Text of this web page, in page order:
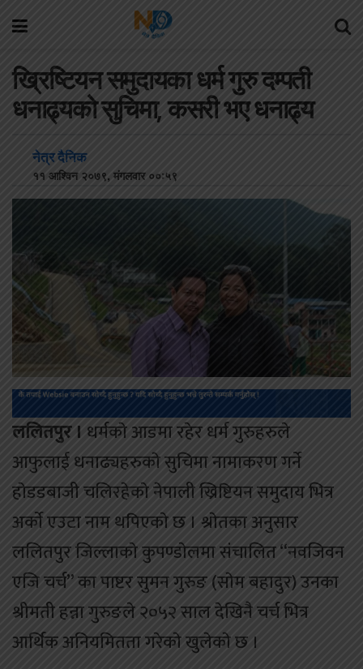
ख्रिष्टियन समुदायका धर्म गुरु दम्पती
धनाढ्यको सुचिमा, कसरी भए धनाढ्य
नेत्र दैनिक
११ आश्विन २०७९, मंगलवार ००:५९
ललितपुर । धर्मकाे आडमा रहेर धर्म गुरुहरुले
आफुलाई धनाढ्यहरुकाे सुचिमा नामाकरण गर्ने
हाेडडबाजी चलिरहेकाे नेपाली ख्रिष्टियन समुदाय भित्र
अर्काे एउटा नाम थपिएकाे छ । श्राेतका अनुसार
ललितपुर जिल्लाकाे कुपण्डाेलमा संचालित “नवजिवन
एजि चर्च” का पाष्टर सुमन गुरुङ (साेम बहादुर) उनका
श्रीमती हन्ना गुरुङले २०५२ साल देखिनै चर्च भित्र
आर्थिक अनियमितता गरेकाे खुलेकाे छ ।